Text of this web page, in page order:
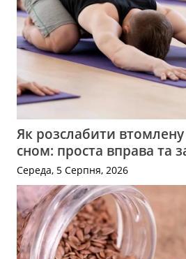
Як розслабити
сном: проста вправа та
Середа, 5 Серпня, 2026